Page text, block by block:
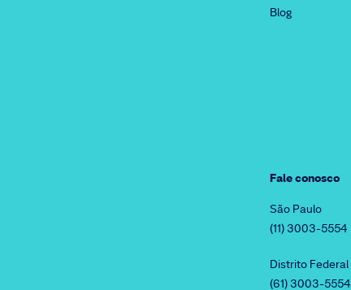
Blog
Fale conosco
São Paulo
(11) 3003-5554
Distrito Federal
(61) 3003-5554